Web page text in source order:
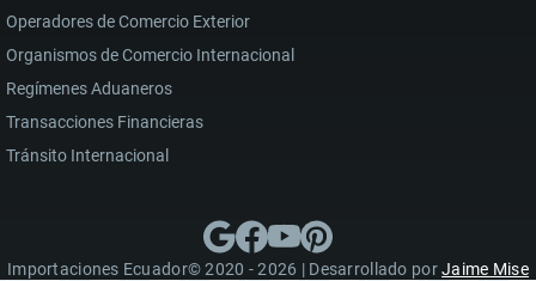
Operadores de Comercio Exterior
Organismos de Comercio Internacional
Regímenes Aduaneros
Transacciones Financieras
Tránsito Internacional
Importaciones Ecuador© 2020 - 2026 | Desarrollado porJaime Mise